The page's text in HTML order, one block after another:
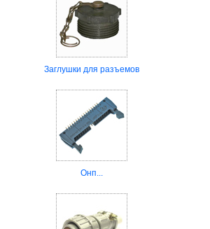
Заглушки для разъемов
Онп...